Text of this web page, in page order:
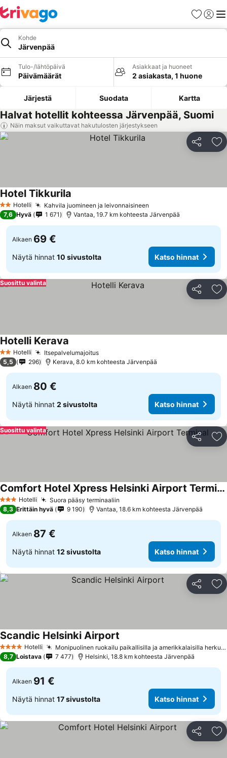
Suosikit
Kohde
Järvenpää
Tulo-/lähtöpäivä
Päivämäärät
Asiakkaat ja huoneet
2 asiakasta, 1 huone
Järjestä Suodata Kartta
Halvat hotellit kohteessa Järvenpää, Suomi
Näin maksut vaikuttavat hakutulosten järjestykseen
Jaa
2 Tähtiluokitus
Hotelli Kahvila juomineen ja leivonnaisineen
Hotel Tikkurila
7,6 Hyvä 1 671 Vantaa, 19.7 km kohteesta Järvenpää
Alkaen 69 €
Näytä hinnat 10 sivustolta Katso hinnat
Jaa
Suosittu valinta
2 Tähtiluokitus
Hotelli Itsepalvelumajoitus
Hotelli Kerava
5,5 296 Kerava, 8.0 km kohteesta Järvenpää
Alkaen 80 €
Näytä hinnat 2 sivustolta Katso hinnat
Jaa
Suosittu valinta
3 Tähtiluokitus
Hotelli Suora pääsy terminaaliin
Comfort Hotel Xpress Helsinki Airport Terminal
8,3 Erittäin hyvä 9 190 Vantaa, 18.6 km kohteesta Järvenpää
Alkaen 87 €
Näytä hinnat 12 sivustolta Katso hinnat
Jaa
4 Tähtiluokitus
Hotelli Monipuolinen ruokailu paikallisilla ja amerikkalaisilla herkuilla
Scandic Helsinki Airport
8,7 Loistava 7 477 Helsinki, 18.8 km kohteesta Järvenpää
Alkaen 91 €
Näytä hinnat 17 sivustolta Katso hinnat
Jaa